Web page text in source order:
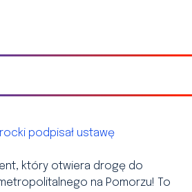
podpisał ustawę
który otwiera drogę do
na Pomorzu! To